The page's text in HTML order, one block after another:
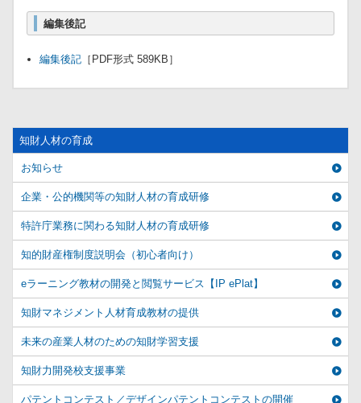
編集後記
編集後記［PDF形式 589KB］
知財人材の育成
お知らせ
企業・公的機関等の知財人材の育成研修
特許庁業務に関わる知財人材の育成研修
知的財産権制度説明会（初心者向け）
eラーニング教材の開発と閲覧サービス【IP ePlat】
知財マネジメント人材育成教材の提供
未来の産業人材のための知財学習支援
知財力開発校支援事業
パテントコンテスト／デザインパテントコンテストの開催